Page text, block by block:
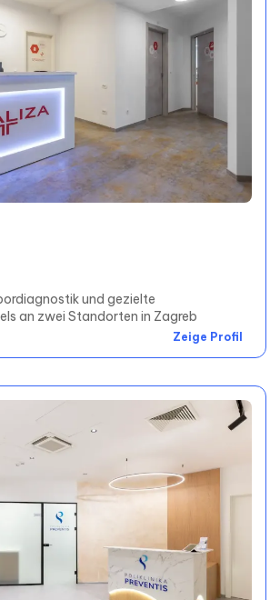
und gezielte
an zwei Standorten in Zagreb
Zeige Profil